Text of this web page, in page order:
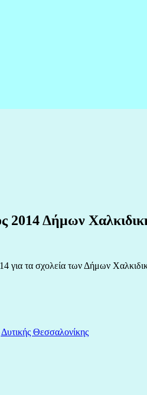
2014 Δήμων
τα σχολεία των Δήμων
Θεσσαλονίκης